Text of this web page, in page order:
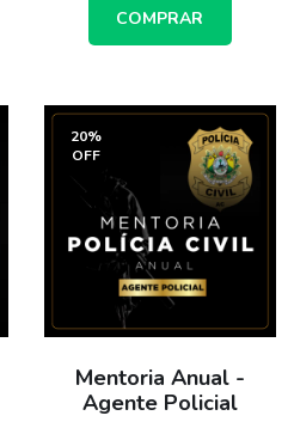
COMPRAR
20%
OFF
Mentoria Anual -
Agente Policial